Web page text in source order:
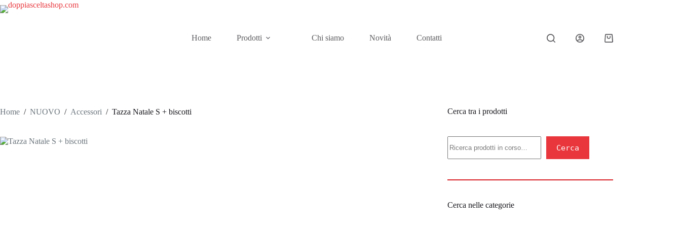
Salta
al
Home
Prodotti Chi siamo Novità Contatti Carrello
Home / NUOVO / Accessori / Tazza Natale S + biscotti Cerca tra i prodotti
Cerca
Cerca nelle categorie